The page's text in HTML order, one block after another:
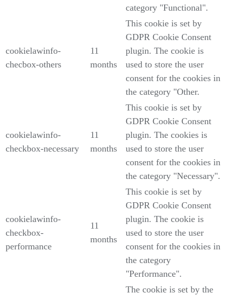
category "Functional".
cookielawinfo-
checbox-others
11
months
This cookie is set by
GDPR Cookie Consent
plugin. The cookie is
used to store the user
consent for the cookies in
the category "Other.
cookielawinfo-
checkbox-necessary
11
months
This cookie is set by
GDPR Cookie Consent
plugin. The cookies is
used to store the user
consent for the cookies in
the category "Necessary".
cookielawinfo-
checkbox-
performance
11
months
This cookie is set by
GDPR Cookie Consent
plugin. The cookie is
used to store the user
consent for the cookies in
the category
"Performance".
The cookie is set by the